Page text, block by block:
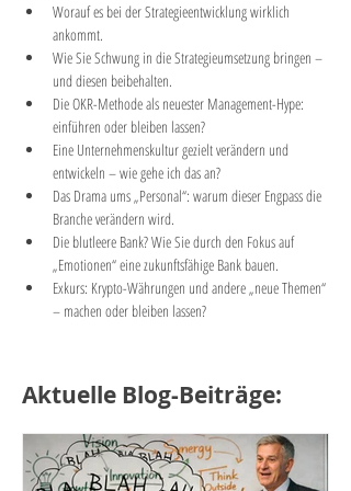
Worauf es bei der Strategieentwicklung wirklich
ankommt.
Wie Sie Schwung in die Strategieumsetzung bringen –
und diesen beibehalten.
Die OKR-Methode als neuester Management-Hype:
einführen oder bleiben lassen?
Eine Unternehmenskultur gezielt verändern und
entwickeln – wie gehe ich das an?
Das Drama ums „Personal“: warum dieser Engpass die
Branche verändern wird.
Die blutleere Bank? Wie Sie durch den Fokus auf
„Emotionen“ eine zukunftsfähige Bank bauen.
Exkurs: Krypto-Währungen und andere „neue Themen“
– machen oder bleiben lassen?
Aktuelle Blog-Beiträge: